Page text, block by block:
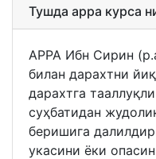
Тушда арра курса
АРРА Ибн Сирин
билан дарахтни
дарахтга
суҳбатидан
беришига
укасини ёки